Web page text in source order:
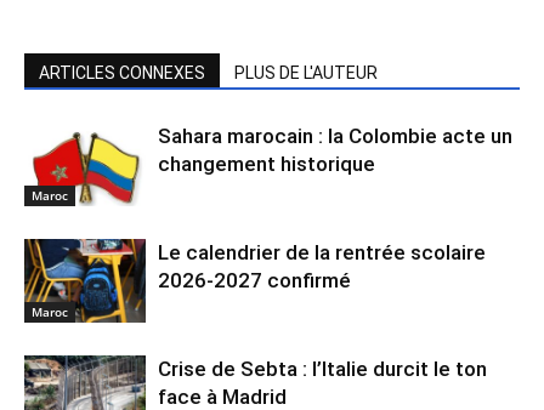
ARTICLES CONNEXES PLUS DE L'AUTEUR
Maroc
Sahara marocain : la Colombie acte un
changement historique
Maroc
Le calendrier de la rentrée scolaire
2026-2027 confirmé
Crise de Sebta : l’Italie durcit le ton
face à Madrid